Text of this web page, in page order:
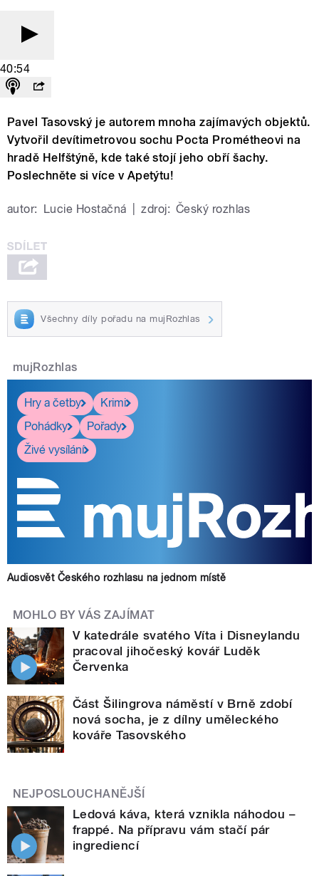
40:54
Pavel Tasovský je autorem mnoha zajímavých objektů.
Vytvořil devítimetrovou sochu Pocta Prométheovi na
hradě Helfštýně, kde také stojí jeho obří šachy.
Poslechněte si více v Apetýtu!
autor: Lucie Hostačná zdroj: Český rozhlas
Všechny díly pořadu na mujRozhlas
mujRozhlas
Hry a četby
Krimi
Pohádky
Pořady
Živé vysílání
Audiosvět Českého rozhlasu na jednom místě
MOHLO BY VÁS ZAJÍMAT
V katedrále svatého Víta i Disneylandu
pracoval jihočeský kovář Luděk
Červenka
Část Šilingrova náměstí v Brně zdobí
nová socha, je z dílny uměleckého
kováře Tasovského
NEJPOSLOUCHANĚJŠÍ
Ledová káva, která vznikla náhodou –
frappé. Na přípravu vám stačí pár
ingrediencí